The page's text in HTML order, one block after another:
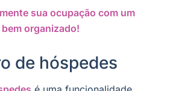
sua ocupação com um
organizado!
de hóspedes